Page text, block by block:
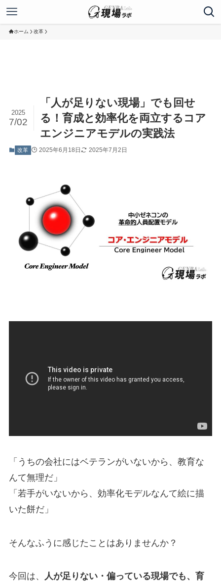
ホーム 改革
「人が足りない現場」でも回せ
る！育成と効率化を両立するコア
エンジニアモデルの実践法
2025
7/02
改革 2025年6月18日 2025年7月2日
「うちの会社にはベテランがいないから、教育な
んて無理だ」
「若手がいないから、効率化モデルなんて絵に描
いた餅だ」
そんなふうに感じたことはありませんか？
今回は、
人が足りない・偏っている現場でも、育